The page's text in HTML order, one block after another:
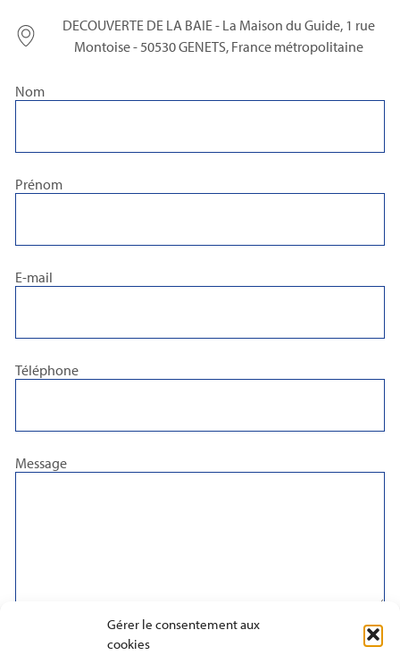
Gérer le consentement aux
cookies
DECOUVERTE DE LA BAIE - La Maison du Guide, 1 rue
Montoise - 50530 GENETS, France métropolitaine
Nom
Prénom
E-mail
Téléphone
Message
Je souhaite être informé par email des nouveautés et des